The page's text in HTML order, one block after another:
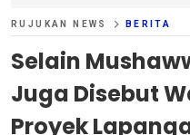
RUJUKAN NEWS BERITA
Selain
Juga Disebut
Proyek